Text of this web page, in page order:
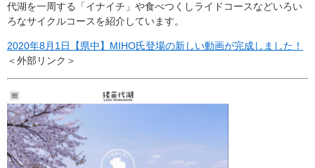
代湖を一周する「イナイチ」や食べつくしライドコースなどいろい
ろなサイクルコースを紹介しています。
2020年8月1日【県中】MIHO氏登場の新しい動画が完成しました！
＜外部リンク＞